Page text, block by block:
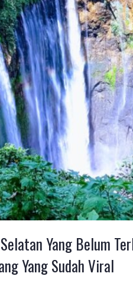
Yang Belum
Yang Sudah Viral